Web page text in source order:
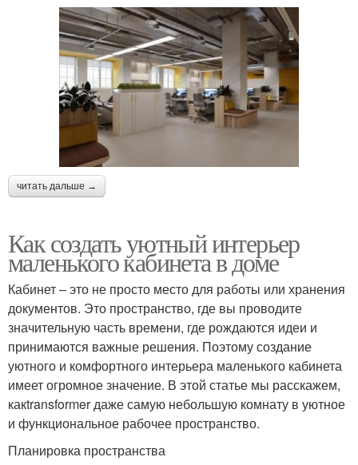
читать дальше →
Как создать уютный интерьер
маленького кабинета в доме
Кабинет – это не просто место для работы или хранения
документов. Это пространство, где вы проводите
значительную часть времени, где рождаются идеи и
принимаются важные решения. Поэтому создание
уютного и комфортного интерьера маленького кабинета
имеет огромное значение. В этой статье мы расскажем,
какtransformer даже самую небольшую комнату в уютное
и функциональное рабочее пространство.
Планировка пространства